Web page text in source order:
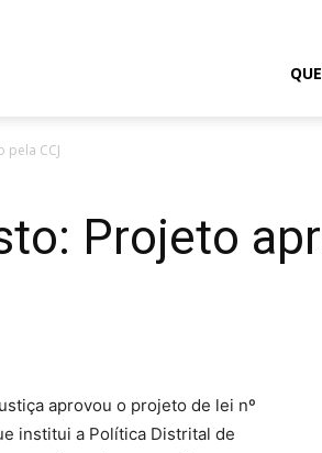
CCJ
Projeto
aprovou o projeto de lei nº
institui a Política Distrital de